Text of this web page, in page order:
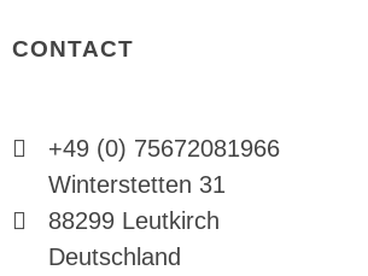
CONTACT
+49 (0) 75672081966
Winterstetten 31
88299 Leutkirch
Deutschland